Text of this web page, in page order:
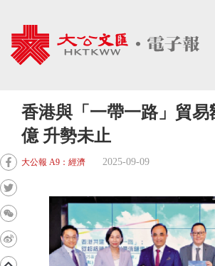
香港與「一帶一路」貿易
億 升勢未止
大公報 A9：經濟 2025-09-09